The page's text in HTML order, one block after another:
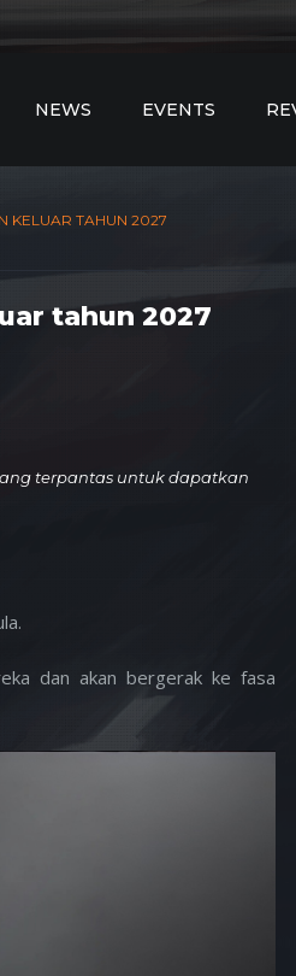
NEWS EVENTS
KELUAR TAHUN 2027
tahun 2027
terpantas untuk dapatkan
dan akan bergerak ke fasa